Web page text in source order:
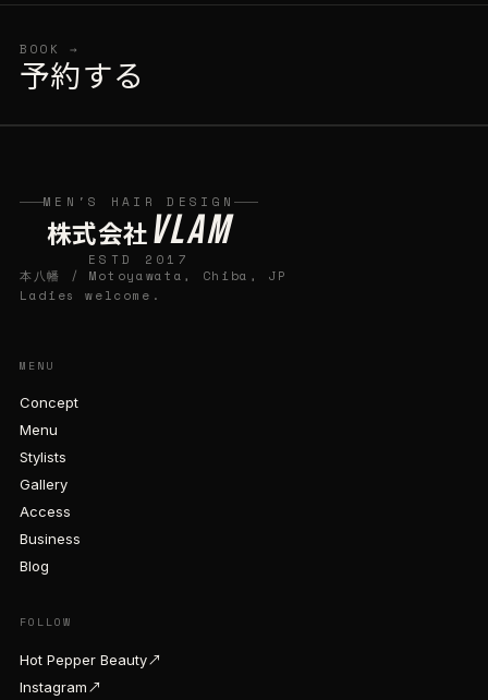
BOOK →
予約する
MEN'S HAIR DESIGN
株式会社VLAM
ESTD 2017
本八幡 / Motoyawata, Chiba, JP
Ladies welcome.
MENU
Concept
Menu
Stylists
Gallery
Access
Business
Blog
FOLLOW
Hot Pepper Beauty↗
Instagram↗